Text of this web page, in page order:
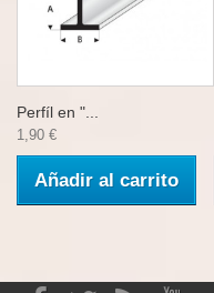
Perfíl en "...
1,90 €
Añadir al carrito